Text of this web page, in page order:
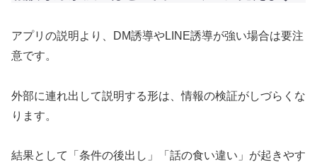
アプリの説明より、DM誘導やLINE誘導が強い場合は要注
意です。
外部に連れ出して説明する形は、情報の検証がしづらくな
ります。
結果として「条件の後出し」「話の食い違い」が起きやす